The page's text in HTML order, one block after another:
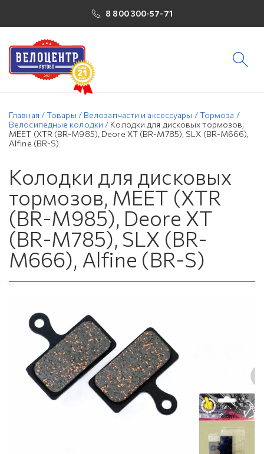
8 800 300-57-71
Главная /Товары / Велозапчасти и аксессуары /Тормоза /
Велосипедные колодки / Колодки для дисковых тормозов,
MEET (XTR (BR-M985), Deore XT (BR-M785), SLX (BR-M666),
Alfine (BR-S)
Колодки для дисковых
тормозов, MEET (XTR
(BR-M985), Deore XT
(BR-M785), SLX (BR-
M666), Alfine (BR-S)